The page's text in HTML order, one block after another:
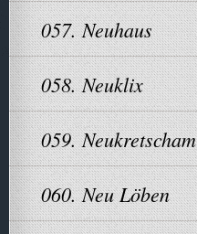
057. Neuhaus
058. Neuklix
059. Neukretscham
060. Neu Löben